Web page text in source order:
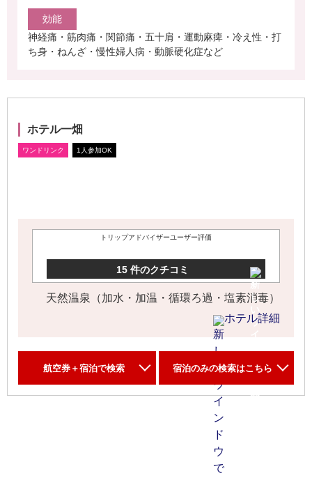
効能
神経痛・筋肉痛・関節痛・五十肩・運動麻痺・冷え性・打
ち身・ねんざ・慢性婦人病・動脈硬化症など
ホテル一畑
トリップアドバイザーユーザー評価
15 件のクチコミ
天然温泉（加水・加温・循環ろ過・塩素消毒）
ホテル詳細
航空券＋宿泊で検索 宿泊のみの検索はこちら